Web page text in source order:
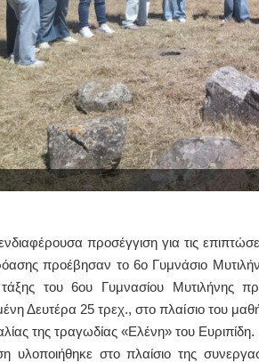
προσέγγιση για τις
προέβησαν το 6ο Γυμνάσιο
του 6ου Γυμνασίου Μυτιλήνης
Δευτέρα 25 τρεχ., στο πλαίσιο του
της τραγωδίας «Ελένη» του Ευριπίδη.
υλοποιήθηκε στο πλαίσιο της